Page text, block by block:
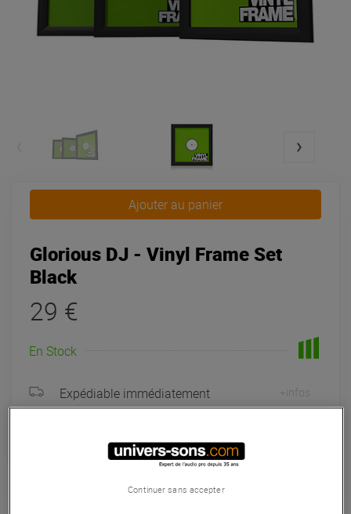
Ajouter au panier
Glorious DJ - Vinyl Frame Set
Black
29 €
En Stock
Expédiable immédiatement +infos
à Univers-sons
Continuer sans accepter